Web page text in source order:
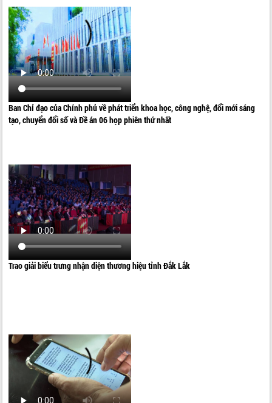
Ban Chỉ đạo của Chính phủ về phát triển khoa học, công nghệ, đổi mới sáng
tạo, chuyển đổi số và Đề án 06 họp phiên thứ nhất
Trao giải biểu trưng nhận diện thương hiệu tỉnh Đắk Lắk